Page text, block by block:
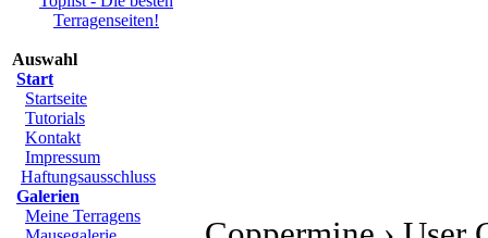
Auswahl
Start
Startseite
Tutorials
Kontakt
Impressum
Haftungsausschluss
Galerien
Meine Terragens